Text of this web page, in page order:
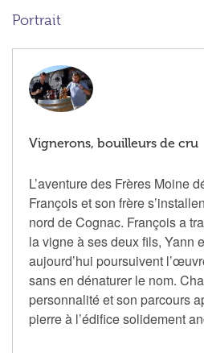
Portrait
Vignerons, bouilleurs de cru
L’aventure des Frères Moine
François et son frère
nord de Cognac. François a
la vigne à ses deux fils, Yann
aujourd’hui poursuivent
sans en dénaturer le nom.
personnalité et son parcours
pierre à l’édifice solidement